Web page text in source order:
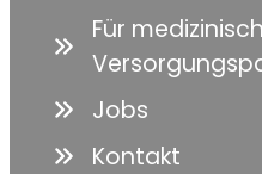
Für
Jobs
Kontakt